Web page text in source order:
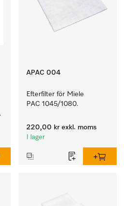
APAC 004
Efterfilter för Miele
PAC 1045/1080.
220,00 kr exkl. moms
I lager